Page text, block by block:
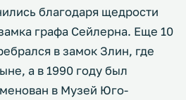
благодаря щедрости
графа Сейлерна. Еще 10
в замок Злин, где
а в 1990 году был
в Музей Юго-